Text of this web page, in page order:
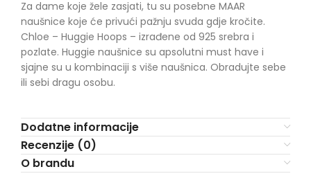
Za dame koje žele zasjati, tu su posebne MAAR
naušnice koje će privući pažnju svuda gdje kročite.
Chloe – Huggie Hoops – izrađene od 925 srebra i
pozlate. Huggie naušnice su apsolutni must have i
sjajne su u kombinaciji s više naušnica. Obradujte sebe
ili sebi dragu osobu.
Dodatne informacije
Recenzije (0)
O brandu